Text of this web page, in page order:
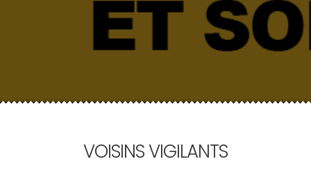
VOISINS VIGILANTS